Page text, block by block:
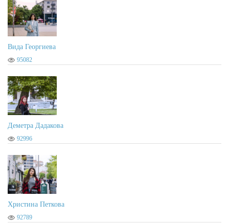
Вида Георгиева
95082
Деметра Дадакова
92996
Христина Петкова
92789